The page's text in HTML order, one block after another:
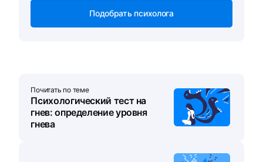
Подобрать психолога
Почитать по теме
Психологический тест на
гнев: определение уровня
гнева